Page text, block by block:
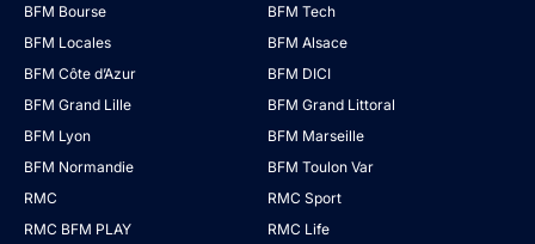
BFM Bourse
BFM Tech
BFM Locales
BFM Alsace
BFM Côte d’Azur
BFM DICI
BFM Grand Lille
BFM Grand Littoral
BFM Lyon
BFM Marseille
BFM Normandie
BFM Toulon Var
RMC
RMC Sport
RMC BFM PLAY
RMC Life